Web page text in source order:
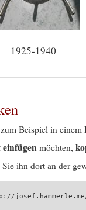
1925-1940
Beispiel in
möchten,
ihn dort an der